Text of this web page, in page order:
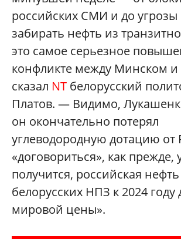
российских СМИ и до угрозы
забирать нефть из
это самое серьезное
конфликте между Минском
сказал NT белорусский
Платов. — Видимо,
он окончательно потерял
углеводородную дотацию от
«договориться», как прежде,
получится, российская
белорусских НПЗ к 2024 году
мировой цены».